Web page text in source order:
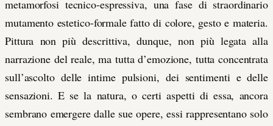
metamorfosi tecnico-espressiva, una fase di straordinario
mutamento estetico-formale fatto di colore, gesto e materia.
Pittura non più descrittiva, dunque, non più legata alla
narrazione del reale, ma tutta d’emozione, tutta concentrata
sull’ascolto delle intime pulsioni, dei sentimenti e delle
sensazioni. E se la natura, o certi aspetti di essa, ancora
sembrano emergere dalle sue opere, essi rappresentano solo